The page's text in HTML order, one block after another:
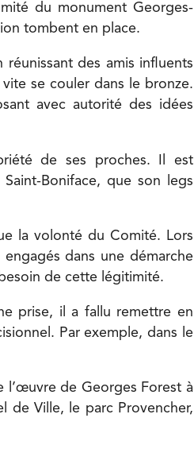
du monument Georges-
tombent en place.
des amis influents
se couler dans le bronze.
avec autorité des idées
de ses proches. Il est
Boniface, que son legs
la volonté du Comité. Lors
dans une démarche
de cette légitimité.
prise, il a fallu remettre en
Par exemple, dans le
l’œuvre de Georges Forest à
de Ville, le parc Provencher,